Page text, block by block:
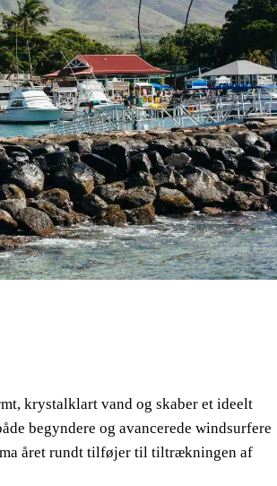
krystalklart vand og skaber et ideelt
begyndere og avancerede windsurfere
året rundt tilføjer til tiltrækningen af